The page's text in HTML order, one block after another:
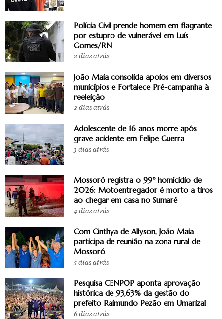
Polícia Civil prende homem em flagrante
por estupro de vulnerável em Luís
Gomes/RN
2 dias atrás
João Maia consolida apoios em diversos
municípios e Fortalece Pré-campanha à
reeleição
2 dias atrás
Adolescente de 16 anos morre após
grave acidente em Felipe Guerra
3 dias atrás
Mossoró registra o 99º homicídio de
2026: Motoentregador é morto a tiros
ao chegar em casa no Sumaré
4 dias atrás
Com Cinthya de Allyson, João Maia
participa de reunião na zona rural de
Mossoró
5 dias atrás
Pesquisa CENPOP aponta aprovação
histórica de 93,63% da gestão do
prefeito Raimundo Pezão em Umarizal
6 dias atrás